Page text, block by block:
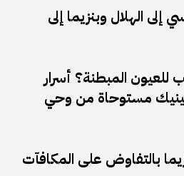
الهلال وبنزيما إلى
للعيون المبطنة؟ أسرار
مستوحاة من وحي
بالتفاوض على المكافآت